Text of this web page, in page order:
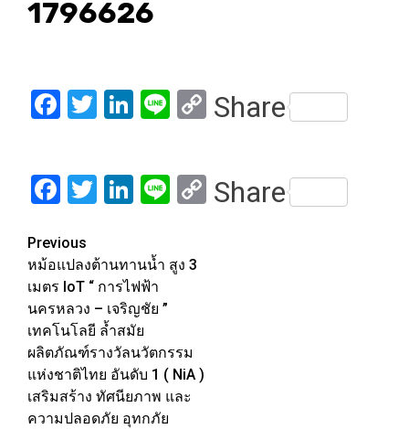
1796626
Facebook
Twitter
LinkedIn
LineCopy
Share
Facebook
Twitter
LinkedIn
LineCopy
Share
Post
navigation
Previous
หม้อแปลงต้านทานน้ำ สูง 3
เมตร IoT “ การไฟฟ้า
นครหลวง – เจริญชัย ”
เทคโนโลยี ล้ำสมัย
ผลิตภัณฑ์รางวัลนวัตกรรม
แห่งชาติไทย อันดับ 1 ( NiA )
เสริมสร้าง ทัศนียภาพ และ
ความปลอดภัย อุทกภัย